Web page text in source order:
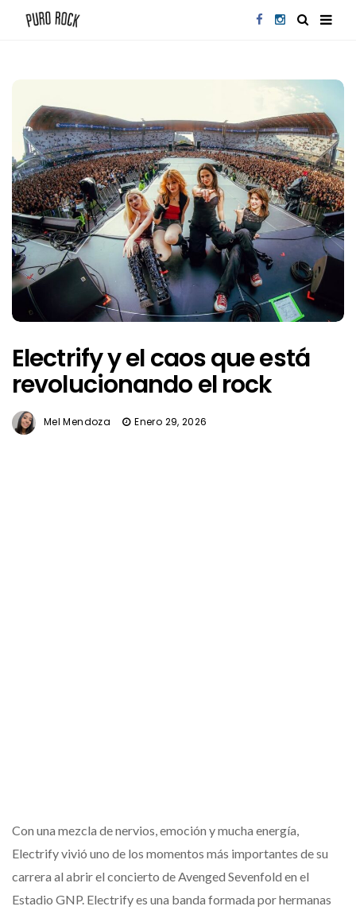
Electrify y el caos que está
revolucionando el rock
Mel Mendoza Enero 29, 2026
Con una mezcla de nervios, emoción y mucha energía,
Electrify vivió uno de los momentos más importantes de su
carrera al abrir el concierto de Avenged Sevenfold en el
Estadio GNP. Electrify es una banda formada por hermanas